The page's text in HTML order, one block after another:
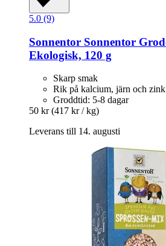
5.0 (9)
Sonnentor Sonnentor
Ekologisk, 120 g
Skarp smak
Rik på kalcium, järn och zink
Groddtid: 5-8 dagar
50 kr (417 kr / kg)
Leverans till 14. augusti